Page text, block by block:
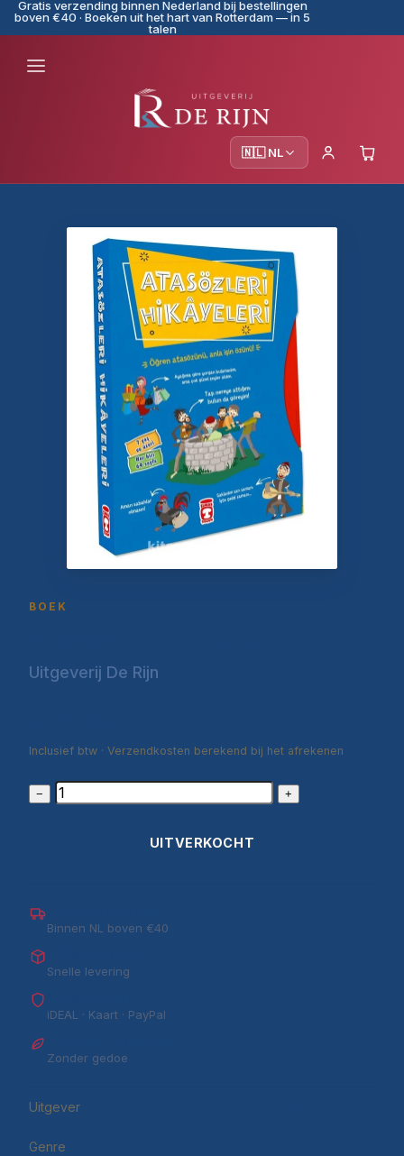
Gratis verzending binnen Nederland bij bestellingen
boven €40 · Boeken uit het hart van Rotterdam — in 5
talen
🇳🇱 NL
BOEK
Uitgeverij De Rijn
Inclusief btw · Verzendkosten berekend bij het afrekenen
− +
UITVERKOCHT
Binnen NL boven €40
Snelle levering
iDEAL · Kaart · PayPal
Zonder gedoe
Uitgever
Genre